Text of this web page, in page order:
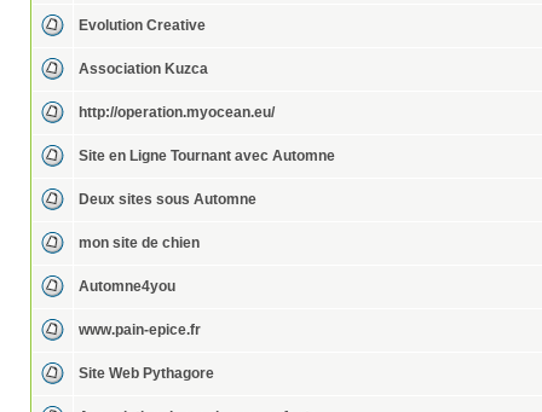
Evolution Creative
Association Kuzca
http://operation.myocean.eu/
Site en Ligne Tournant avec Automne
Deux sites sous Automne
mon site de chien
Automne4you
www.pain-epice.fr
Site Web Pythagore